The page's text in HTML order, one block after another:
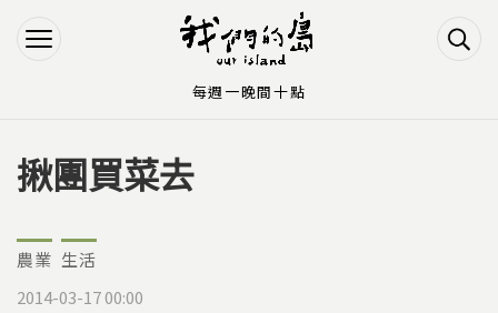
Jump to Navigation
Jump to Main content
您在這裡
揪團買菜去
農業 生活
2014-03-17 00:00
每週一晚間十點